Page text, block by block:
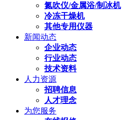
氮吹仪/金属浴/制冰机
冷冻干燥机
其他专用仪器
新闻动态
企业动态
行业动态
技术资料
人力资源
招聘信息
人才理念
为您服务